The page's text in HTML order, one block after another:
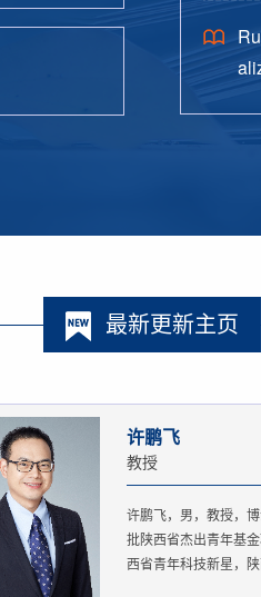
最新更新主页
许鹏飞
教授
许鹏飞，男，教授，
批陕西省杰出青年基
西省青年科技新星，